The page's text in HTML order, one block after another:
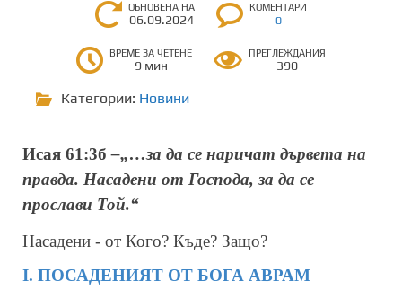
ОБНОВЕНА НА
06.09.2024
КОМЕНТАРИ
0
ВРЕМЕ ЗА ЧЕТЕНЕ
9 мин
ПРЕГЛЕЖДАНИЯ
390
Категории: Новини
Исая 61:3б–„…за да се наричат дървета на
правда. Насадени от Господа, за да се
прослави Той.“
Насадени - от Кого? Къде? Защо?
І. ПОСАДЕНИЯТ ОТ БОГА АВРАМ